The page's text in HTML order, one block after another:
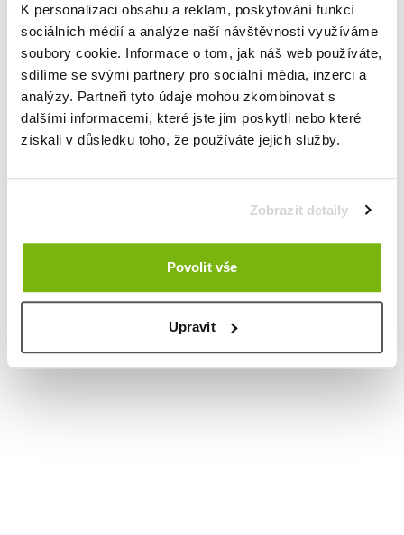
K personalizaci obsahu a reklam, poskytování funkcí
sociálních médií a analýze naší návštěvnosti využíváme
soubory cookie. Informace o tom, jak náš web používáte,
sdílíme se svými partnery pro sociální média, inzerci a
analýzy. Partneři tyto údaje mohou zkombinovat s
dalšími informacemi, které jste jim poskytli nebo které
získali v důsledku toho, že používáte jejich služby.
Zobrazit detaily
Povolit vše
Upravit